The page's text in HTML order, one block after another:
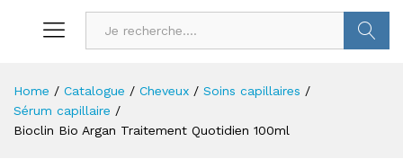
Home / Catalogue / Cheveux / Soins capillaires /
Sérum capillaire /
Bioclin Bio Argan Traitement Quotidien 100ml